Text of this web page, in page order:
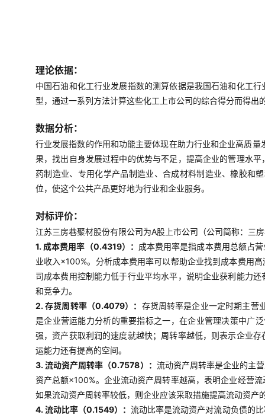
理论依据：
中国石油和化工行业发展指数的测算依据是我国石油和化工
型，通过一系列方法计算这些化工上市公司的综合得分而得
数据分析：
行业发展指数的作用和功能主要体现在助力行业和企业高质
果，找出自身发展过程中的优势与不足，提高企业的管理水
药制造业、专用化学产品制造业、合成材料制造业、橡胶和
位，使这个公共产品更好地为行业和企业服务。
对标评价：
江苏三房巷聚材股份有限公司为A股上市公司（公司简称：
1. 成本费用率（0.4319）： 成本费用率是指成本费用总额占
业收入×100%。分析成本费用率可以帮助企业找到成本费用
司成本费用控制能力低于行业平均水平，说明企业获利能力
和竞争力。
2. 存货周转率（0.4079）： 存货周转率是企业一定时期主营
是企业营运能力分析的重要指标之一，在企业管理决策中广
强，资产获取利润的速度就越快；周转率越低，则表示企业
运能力还有提高的空间。
3. 流动资产周转率（0.7578）： 流动资产周转率是企业的主
资产总额×100%。企业流动资产周转率越高，表明企业经营
如果流动资产周转率较低，则企业应该采取措施提高流动资
4. 流动比率（0.1549）：流动比率是流动资产对流动负债的